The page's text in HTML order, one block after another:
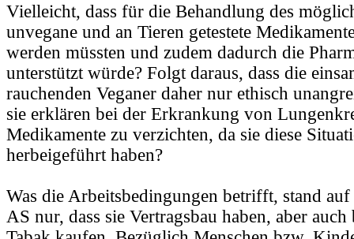
Vielleicht, dass für die Behandlung des
unvegane und an Tieren getestete
werden müssten und zudem dadurch die
unterstützt würde? Folgt daraus, dass die
rauchenden Veganer daher nur ethisch
sie erklären bei der Erkrankung von
Medikamente zu verzichten, da sie diese
herbeigeführt haben?
Was die Arbeitsbedingungen betrifft, stand
AS nur, dass sie Vertragsbau haben, aber